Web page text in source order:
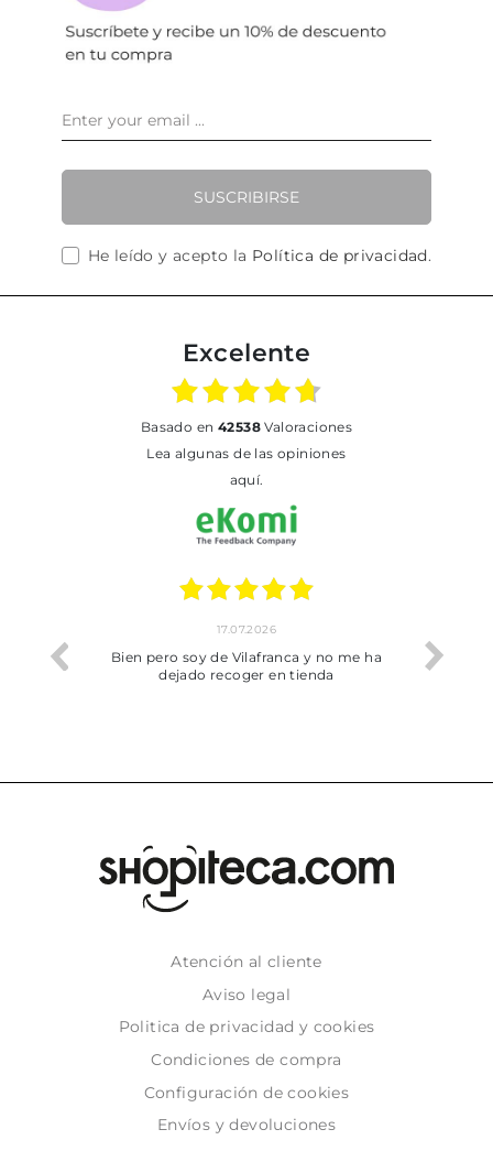
SUSCRIBIRSE
He leído y acepto la Política de privacidad.
Excelente
basado en 42538Valoraciones
Lea algunas de las opiniones
aquí.
trobat
17.07.2026
Bien pero soy de Vilafranca y no me ha
dejado recoger en tienda
Atención al cliente
Aviso legal
Politica de privacidad y cookies
Condiciones de compra
Configuración de cookies
Envíos y devoluciones